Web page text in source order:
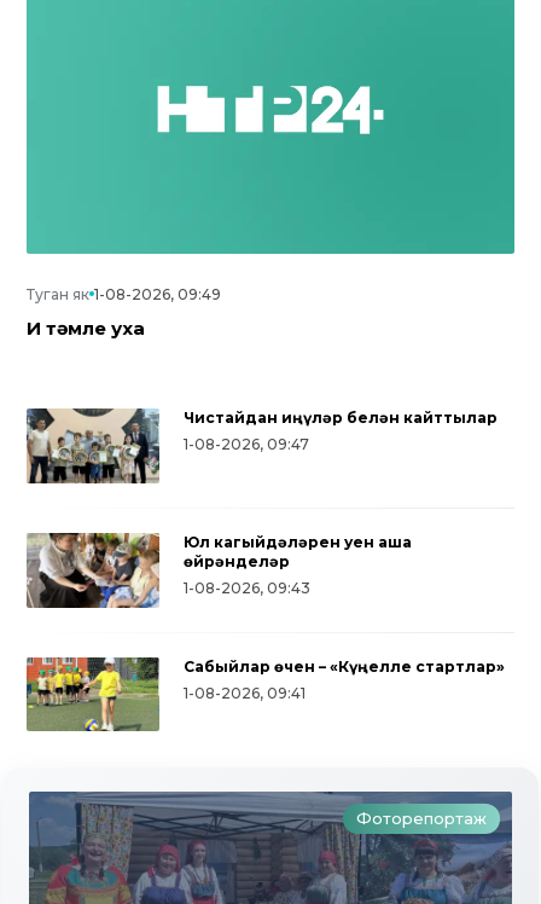
Туган як 1-08-2026, 09:49
Иң тәмле уха
Чистайдан җиңүләр белән кайттылар
1-08-2026, 09:47
Юл кагыйдәләрен уен аша
өйрәнделәр
1-08-2026, 09:43
Сабыйлар өчен – «Күңелле стартлар»
1-08-2026, 09:41
Фоторепортаж